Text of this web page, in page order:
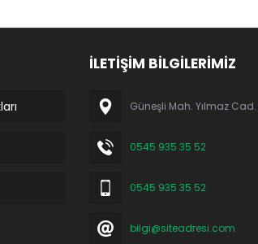
İLETİŞİM BİLGİLERİMİZ
Güneşli Mah. Yılmaz Cad.
0545 935 35 52
0545 935 35 52
bilgi@siteadresi.com